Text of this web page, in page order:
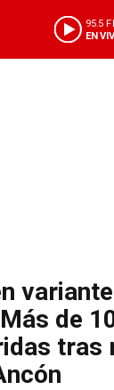
95.5
EN
de
tras